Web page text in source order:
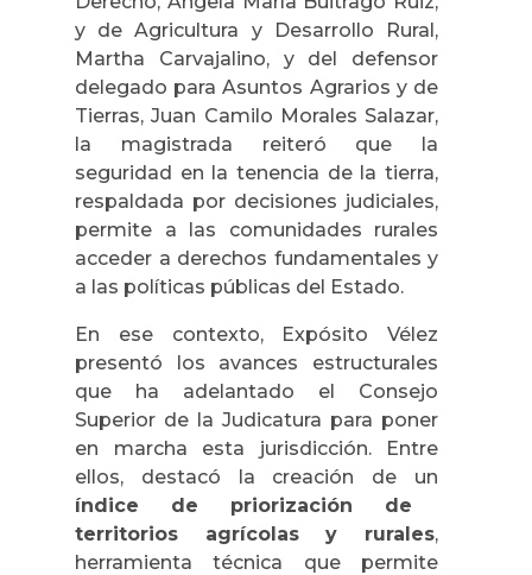
y de Agricultura y Desarrollo Rural,
Martha Carvajalino, y del defensor
delegado para Asuntos Agrarios y de
Tierras, Juan Camilo Morales Salazar,
la magistrada reiteró que la
seguridad en la tenencia de la tierra,
respaldada por decisiones judiciales,
permite a las comunidades rurales
acceder a derechos fundamentales y
a las políticas públicas del Estado.
En ese contexto, Expósito Vélez
presentó los avances estructurales
que ha adelantado el Consejo
Superior de la Judicatura para poner
en marcha esta jurisdicción. Entre
ellos, destacó la creación de un
índice de priorización de
territorios agrícolas y rurales,
herramienta técnica que permite